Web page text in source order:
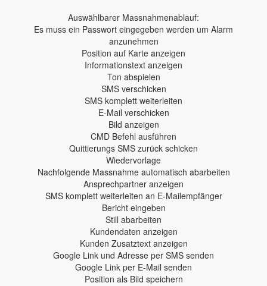
Auswählbarer Massnahmenablauf:
Es muss ein Passwort eingegeben werden um Alarm
anzunehmen
Position auf Karte anzeigen
Informationstext anzeigen
Ton abspielen
SMS verschicken
SMS komplett weiterleiten
E-Mail verschicken
Bild anzeigen
CMD Befehl ausführen
Quittierungs SMS zurück schicken
Wiedervorlage
Nachfolgende Massnahme automatisch abarbeiten
Ansprechpartner anzeigen
SMS komplett weiterleiten an E-Mailempfänger
Bericht eingeben
Still abarbeiten
Kundendaten anzeigen
Kunden Zusatztext anzeigen
Google Link und Adresse per SMS senden
Google Link per E-Mail senden
Position als Bild speichern